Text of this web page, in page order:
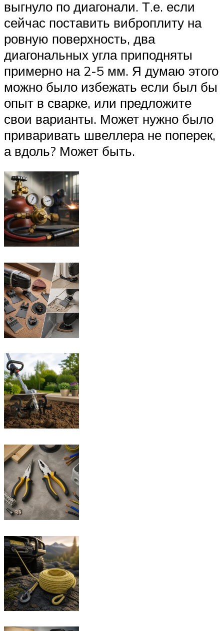
выгнуло по диагонали. Т.е. если
сейчас поставить виброплиту на
ровную поверхность, два
диагональных угла приподняты
примерно на 2-5 мм. Я думаю этого
можно было избежать если был бы
опыт в сварке, или предложите
свои варианты. Может нужно было
приваривать швеллера не поперек,
а вдоль? Может быть.